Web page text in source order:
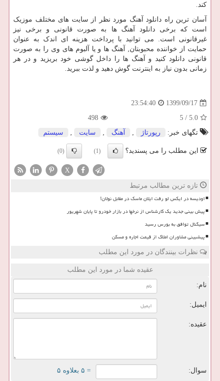
کند.
آسان ترین راه دانلود آهنگ مورد نظر از سایت های مختلف موزیک
است که برخی دانلود آهنگ ها به صورت قانونی و برخی نیز
غیرقانونی است. می توانید با پرداخت هزینه ای اندک به عنوان
حمایت از خواننده محبوبتان, آهنگ ها و یا آلبوم های وی را به صورت
قانونی دانلود کنید و آهنگ ها را داخل گوشی خود بریزید و در هر
زمانی بدون نیاز به اینترنت گوش دهید و لذت ببرید.
1399/09/17
23:54:40
5.0
/
5
498
تگهای خبر:
رپورتاژ , آهنگ , سایت , سیستم
این مطلب را می پسندید؟ (1)
(0)
X
تازه ترین مطالب مرتبط
اودیسه در ایکس لو رفت ایلان ماسک در مقابل نولان!
پیش بینی جدید یک کارشناس از نرخها در بازار خودرو تا پایان شهریور
سیگنال توافق به بورس رسید
پیشبینی مشاوران املاک از قیمت اجاره و مسکن
نظرات بینندگان در مورد این مطلب
عقیده شما در مورد این مطلب
نام:
ایمیل:
عقیده:
سوال: = ۵ بعلاوه ۵